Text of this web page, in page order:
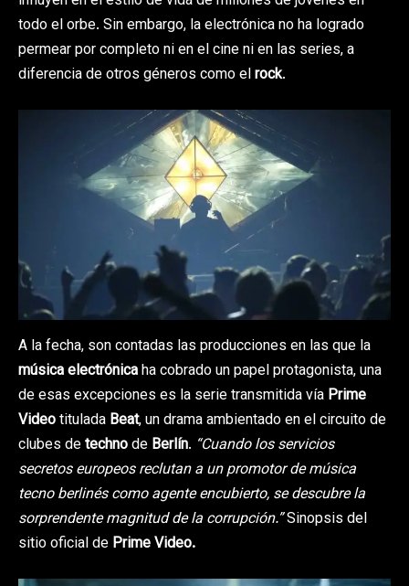
todo el orbe. Sin embargo, la electrónica no ha logrado
permear por completo ni en el cine ni en las series, a
diferencia de otros géneros como elrock.
A la fecha, son contadas las producciones en las que la
música electrónicaha cobrado un papel protagonista, una
de esas excepciones es la serie transmitida vía Prime
Videotitulada Beat, un drama ambientado en el circuito de
clubes detechnode Berlín. “Cuando los servicios
secretos europeos reclutan a un promotor de música
tecno berlinés como agente encubierto, se descubre la
sorprendente magnitud de la corrupción.”Sinopsis del
sitio oficial de Prime Video.